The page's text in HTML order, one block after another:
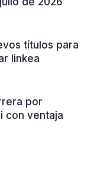
títulos para
linkea
por
con ventaja